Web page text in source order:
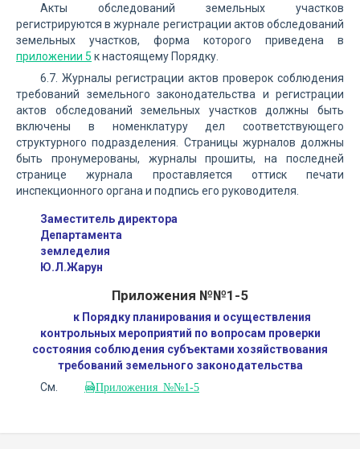
Акты обследований земельных участков
регистрируются в журнале регистрации актов обследований
земельных участков, форма которого приведена в
приложении 5 к настоящему Порядку.
6.7. Журналы регистрации актов проверок соблюдения
требований земельного законодательства и регистрации
актов обследований земельных участков должны быть
включены в номенклатуру дел соответствующего
структурного подразделения. Страницы журналов должны
быть пронумерованы, журналы прошиты, на последней
странице журнала проставляется оттиск печати
инспекционного органа и подпись его руководителя.
Заместитель директора
Департамента
земледелия
Ю.Л.Жарун
Приложения №№1-5
к Порядку планирования и осуществления
контрольных мероприятий по вопросам проверки
состояния соблюдения субъектами хозяйствования
требований земельного законодательства
См.
Приложения №№1-5